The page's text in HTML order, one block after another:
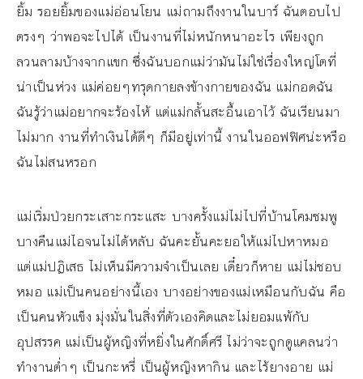
ยิ้ม รอยยิ้มของแม่อ่อนโยน แม่ถามถึงงานในบาร์ ฉันตอบไป
ตรงๆ ว่าพอจะไปได้ เป็นงานที่ไม่หนักหนาอะไร เพียงถูก
ลวนลามบ้างจากแขก ซึ่งฉันบอกแม่ว่ามันไม่ใช่เรื่องใหญ่โตที่
น่าเป็นห่วง แม่ค่อยๆทรุดกายลงข้างกายของฉัน แม่กอดฉัน
ฉันรู้ว่าแม่อยากจะร้องไห้ แต่แม่กลั้นสะอื้นเอาไว้ ฉันเรียนมา
ไม่มาก งานที่ทำเงินได้ดีๆ ก็มีอยู่เท่านี้ งานในออฟฟิศน่ะหรือ
ฉันไม่สนหรอก
แม่เริ่มป่วยกระเสาะกระแสะ บางครั้งแม่ไม่ไปที่บ้านโคมชมพู
บางคืนแม่ไอจนไม่ได้หลับ ฉันคะยั้นคะยอให้แม่ไปหาหมอ
แต่แม่ปฏิเสธ ไม่เห็นมีความจำเป็นเลย เดี๋ยวก็หาย แม่ไม่ชอบ
หมอ แม่เป็นคนอย่างนี้เอง บางอย่างของแม่เหมือนกับฉัน คือ
เป็นคนหัวแข็ง มุ่งมั่นในสิ่งที่ตัวเองคิดและไม่ยอมแพ้กับ
อุปสรรค แม่เป็นผู้หญิงที่หยิ่งในศักดิ์ศรี ไม่ว่าจะถูกดูแคลนว่า
ทำงานต่ำๆ เป็นกะหรี่ เป็นผู้หญิงหากิน และไร้ยางอาย แม่